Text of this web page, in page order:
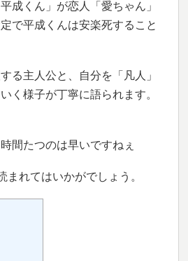
成くん」が恋人「愛ちゃん」
で平成くんは安楽死すること
る主人公と、自分を「凡人」
く様子が丁寧に語られます。
間たつのは早いですねぇ
れてはいかがでしょう。